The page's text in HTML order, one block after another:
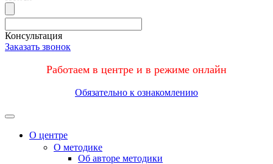
Консультация
Заказать звонок
Работаем в центре и в режиме онлайн
Обязательно к ознакомлению
Меню
О центре
О методике
Об авторе методики